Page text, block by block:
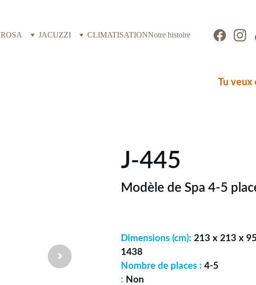
JACUZZI CLIMATISATIONNotre histoire
Tu
J-445
Modèle de Spa 4-5
Dimensions (cm): 213 x
1438
Nombre de places :
: Non